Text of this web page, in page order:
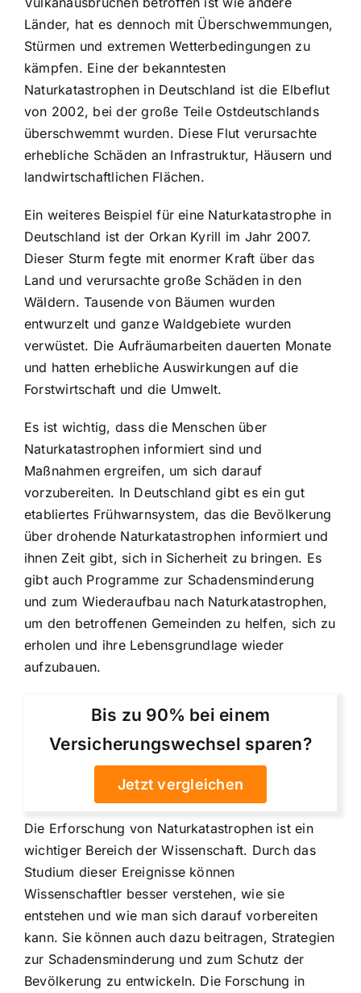
Länder, hat es dennoch mit Überschwemmungen,
Stürmen und extremen Wetterbedingungen zu
kämpfen. Eine der bekanntesten
Naturkatastrophen in Deutschland ist die Elbeflut
von 2002, bei der große Teile Ostdeutschlands
überschwemmt wurden. Diese Flut verursachte
erhebliche Schäden an Infrastruktur, Häusern und
landwirtschaftlichen Flächen.
Ein weiteres Beispiel für eine Naturkatastrophe in
Deutschland ist der Orkan Kyrill im Jahr 2007.
Dieser Sturm fegte mit enormer Kraft über das
Land und verursachte große Schäden in den
Wäldern. Tausende von Bäumen wurden
entwurzelt und ganze Waldgebiete wurden
verwüstet. Die Aufräumarbeiten dauerten Monate
und hatten erhebliche Auswirkungen auf die
Forstwirtschaft und die Umwelt.
Es ist wichtig, dass die Menschen über
Naturkatastrophen informiert sind und
Maßnahmen ergreifen, um sich darauf
vorzubereiten. In Deutschland gibt es ein gut
etabliertes Frühwarnsystem, das die Bevölkerung
über drohende Naturkatastrophen informiert und
ihnen Zeit gibt, sich in Sicherheit zu bringen. Es
gibt auch Programme zur Schadensminderung
und zum Wiederaufbau nach Naturkatastrophen,
um den betroffenen Gemeinden zu helfen, sich zu
erholen und ihre Lebensgrundlage wieder
aufzubauen.
Bis zu 90% bei einem
Versicherungswechsel sparen?
Jetzt vergleichen
Die Erforschung von Naturkatastrophen ist ein
wichtiger Bereich der Wissenschaft. Durch das
Studium dieser Ereignisse können
Wissenschaftler besser verstehen, wie sie
entstehen und wie man sich darauf vorbereiten
kann. Sie können auch dazu beitragen, Strategien
zur Schadensminderung und zum Schutz der
Bevölkerung zu entwickeln. Die Forschung in